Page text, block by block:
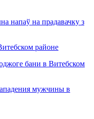
напаў на прадавачку з
районе
бани в Витебском
мужчины в